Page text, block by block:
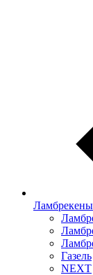
Ламбрекены
Газель
NEXT